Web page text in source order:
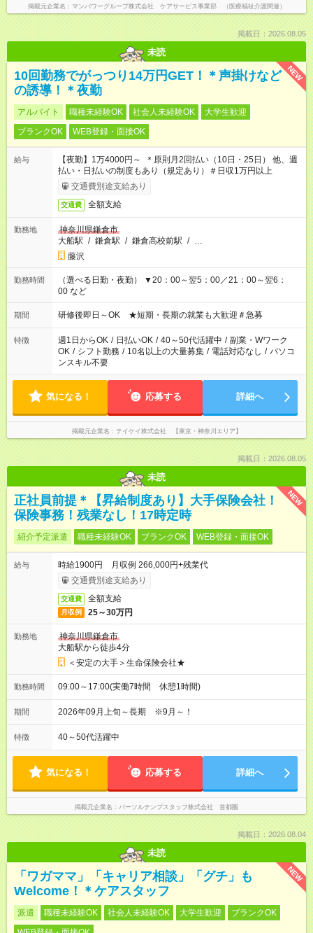
掲載元企業名 マンパワーグループ株式会社 ケアサービス事業部 （医療福祉介護関連）
掲載日：2026.08.05
未読
NEW
10回勤務でがっつり14万円GET！＊声掛けなど
の誘導！＊夜勤
アルバイト 職種未経験OK 社会人未経験OK
大学生歓迎
ブランクOK
WEB登録・面接OK
給与
【夜勤】1万4000円～ ＊原則月2回払い（10日・25日） 他、週
払い・日払いの制度もあり（規定あり）＃日収1万円以上
交通費別途支給あり
交通費 全額支給
勤務地
神奈川県鎌倉市
大船駅 / 鎌倉駅 / 鎌倉高校前駅 / …
藤沢
勤務時間
（選べる日勤・夜勤） ▼20：00～翌5：00／21：00～翌6：
00 など
期間 研修後即日～OK ★短期・長期の就業も大歓迎＃急募
特徴 週1日からOK / 日払いOK / 40～50代活躍中 / 副業・Wワーク
OK / シフト勤務 / 10名以上の大量募集 / 電話対応なし / パソコ
ンスキル不要
気になる！ 応募する 詳細へ
掲載元企業名 テイケイ株式会社 【東京・神奈川エリア】
掲載日：2026.08.05
未読
NEW
正社員前提＊【昇給制度あり】大手保険会社！
保険事務！残業なし！17時定時
紹介予定派遣 職種未経験OK ブランクOK WEB登録・面接OK
給与
時給1900円 月収例 266,000円+残業代
交通費別途支給あり
交通費 全額支給
月収例 25～30万円
勤務地
神奈川県鎌倉市
大船駅から徒歩4分
＜安定の大手＞生命保険会社★
勤務時間 09:00～17:00(実働7時間 休憩1時間)
期間 2026年09月上旬～長期 ※9月～！
特徴 40～50代活躍中
気になる！ 応募する 詳細へ
掲載元企業名 パーソルテンプスタッフ株式会社 首都圏
掲載日：2026.08.04
未読
NEW
「ワガママ」「キャリア相談」「グチ」も
Welcome！＊ケアスタッフ
派遣 職種未経験OK 社会人未経験OK 大学生歓迎
ブランクOK